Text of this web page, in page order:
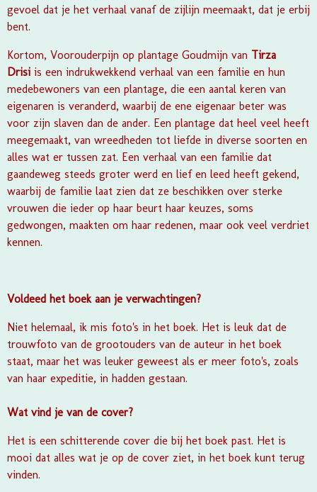
gevoel dat je het verhaal vanaf de zijlijn meemaakt, dat je erbij
bent.
Kortom, Voorouderpijn op plantage Goudmijn van Tirza
Drisi is een indrukwekkend verhaal van een familie en hun
medebewoners van een plantage, die een aantal keren van
eigenaren is veranderd, waarbij de ene eigenaar beter was
voor zijn slaven dan de ander. Een plantage dat heel veel heeft
meegemaakt, van wreedheden tot liefde in diverse soorten en
alles wat er tussen zat. Een verhaal van een familie dat
gaandeweg steeds groter werd en lief en leed heeft gekend,
waarbij de familie laat zien dat ze beschikken over sterke
vrouwen die ieder op haar beurt haar keuzes, soms
gedwongen, maakten om haar redenen, maar ook veel verdriet
kennen.
Voldeed het boek aan je verwachtingen?
Niet helemaal, ik mis foto's in het boek. Het is leuk dat de
trouwfoto van de grootouders van de auteur in het boek
staat, maar het was leuker geweest als er meer foto's, zoals
van haar expeditie, in hadden gestaan.
Wat vind je van de cover?
Het is een schitterende cover die bij het boek past. Het is
mooi dat alles wat je op de cover ziet, in het boek kunt terug
vinden.